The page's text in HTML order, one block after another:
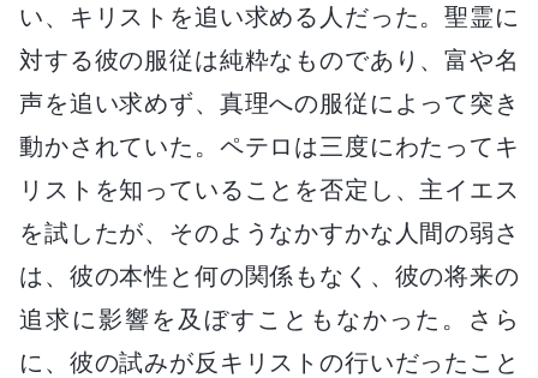
い、キリストを追い求める人だった。聖霊に
対する彼の服従は純粋なものであり、富や名
声を追い求めず、真理への服従によって突き
動かされていた。ペテロは三度にわたってキ
リストを知っていることを否定し、主イエス
を試したが、そのようなかすかな人間の弱さ
は、彼の本性と何の関係もなく、彼の将来の
追求に影響を及ぼすこともなかった。さら
に、彼の試みが反キリストの行いだったこと